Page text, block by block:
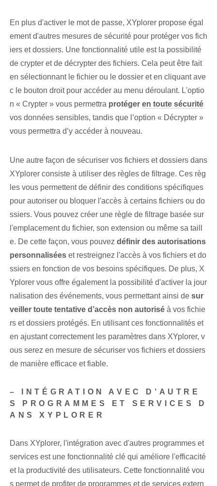
En plus d'activer le mot de passe, XYplorer propose égal
ement d'autres mesures de sécurité pour protéger vos fich
iers et dossiers. Une fonctionnalité utile est la possibilité
de crypter et de décrypter des fichiers. Cela peut être fait
en sélectionnant le fichier ou le dossier et en cliquant ave
c le bouton droit pour accéder au menu déroulant. L'optio
n « Crypter » vous permettra protéger en toute sécurité
vos données sensibles, tandis que l’option « Décrypter »
vous permettra d’y accéder à nouveau.
Une autre façon de sécuriser vos fichiers et dossiers dans
XYplorer consiste à utiliser des règles de filtrage. Ces règ
les vous permettent de définir des conditions spécifiques
pour autoriser ou bloquer l'accès à certains fichiers ou do
ssiers. Vous pouvez créer une règle de filtrage basée sur
l'emplacement du fichier, son extension ou même sa taill
e. De cette façon, vous pouvez définir des autorisations
personnalisées et restreignez l'accès à vos fichiers et do
ssiers en fonction de vos besoins spécifiques. De plus, X
Yplorer vous offre également la possibilité d'activer la jour
nalisation des événements, vous permettant ainsi de sur
veiller toute tentative d’accès non autorisé à vos fichie
rs et dossiers protégés. En utilisant ces fonctionnalités et
en ajustant correctement les paramètres dans XYplorer, v
ous serez en mesure de sécuriser vos fichiers et dossiers
de manière efficace et fiable.
– INTÉGRATION AVEC D’AUTRE
S PROGRAMMES ET SERVICES D
ANS XYPLORER
Dans XYplorer, l'intégration avec d'autres programmes et
services est une fonctionnalité clé qui améliore l'efficacité
et la productivité des utilisateurs. Cette fonctionnalité vou
s permet de profiter de programmes et de services extern